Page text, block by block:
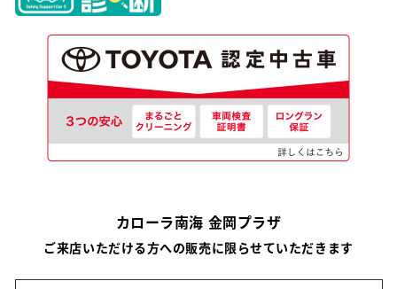
カローラ南海 金岡プラザ
ご来店いただける方への販売に限らせていただきます